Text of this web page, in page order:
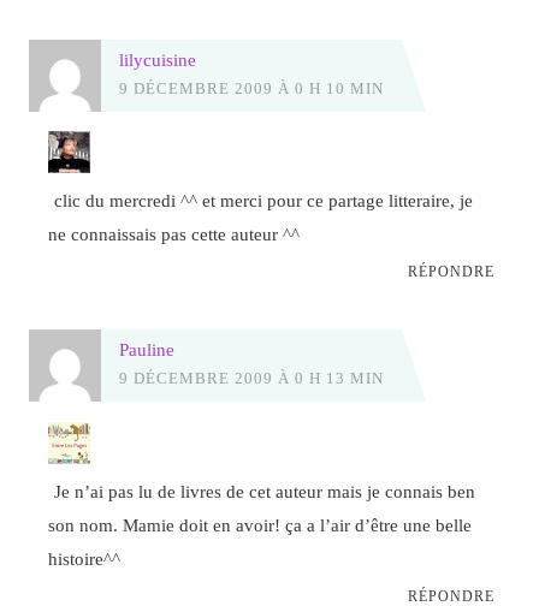
lilycuisine
9 DÉCEMBRE 2009 À 0 H 10 MIN
clic du mercredi ^^ et merci pour ce partage litteraire, je
ne connaissais pas cette auteur ^^
RÉPONDRE
Pauline
9 DÉCEMBRE 2009 À 0 H 13 MIN
Je n’ai pas lu de livres de cet auteur mais je connais ben
son nom. Mamie doit en avoir! ça a l’air d’être une belle
histoire^^
RÉPONDRE